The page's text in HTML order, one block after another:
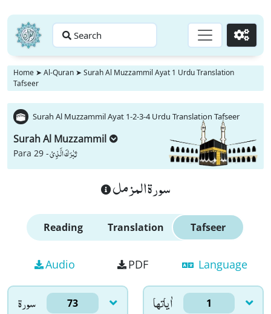
Search Go
Home ➤ Al-Quran ➤ Surah Al Muzzammil Ayat 1 Urdu Translation
Tafseer
Surah Al Muzzammil Ayat 1-2-3-4 Urdu Translation Tafseer
Surah Al Muzzammil
Para 29 -تَبٰرَكَ الَّذِیْ
سورة المزمل
Reading Translation Tafseer
Audio PDF Language
سورۃ 73 اٰياتها 1